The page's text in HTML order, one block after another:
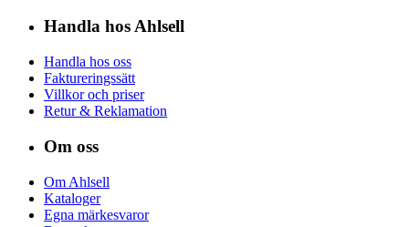
Handla hos Ahlsell
Handla hos oss
Faktureringssätt
Villkor och priser
Retur & Reklamation
Om oss
Om Ahlsell
Kataloger
Egna märkesvaror